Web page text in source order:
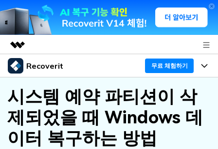
주요 제품
유틸리티
비즈니스
개요
솔루션
회사 소개
뉴스룸
Recoverit 무료 체험하기
프로그램
Recoverit - Windows 버전
선도적인 데이터 복구 전문가
기능
미디어 복구하기
복구 Tips
시스템 예약 파티션이 삭
제되었을 때 Windows 데
이터 복구하는 방법